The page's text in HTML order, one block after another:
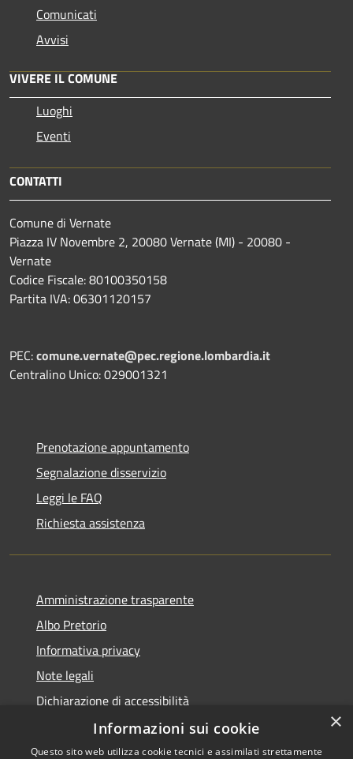
Comunicati
Avvisi
VIVERE IL COMUNE
Luoghi
Eventi
CONTATTI
Comune di Vernate
Piazza IV Novembre 2, 20080 Vernate (MI) - 20080 -
Vernate
Codice Fiscale: 80100350158
Partita IVA: 06301120157
PEC:comune.vernate@pec.regione.lombardia.it
Centralino Unico: 029001321
Prenotazione appuntamento
Segnalazione disservizio
Leggi le FAQ
Richiesta assistenza
Amministrazione trasparente
Albo Pretorio
Informativa privacy
Note legali
Dichiarazione di accessibilità
×
Informazioni sui cookie
Questo sito web utilizza cookie tecnici e assimilati strettamente